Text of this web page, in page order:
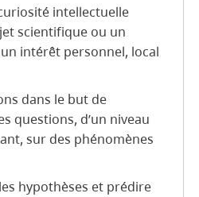
intellectuelle
scientifique ou un
intérêt personnel, local
dans le but de
questions, d’un niveau
sur des phénomènes
hypothèses et prédire